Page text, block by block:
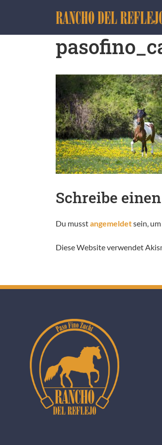
Schreibe
Du musstangemeldetsein,
Diese Website verwendet